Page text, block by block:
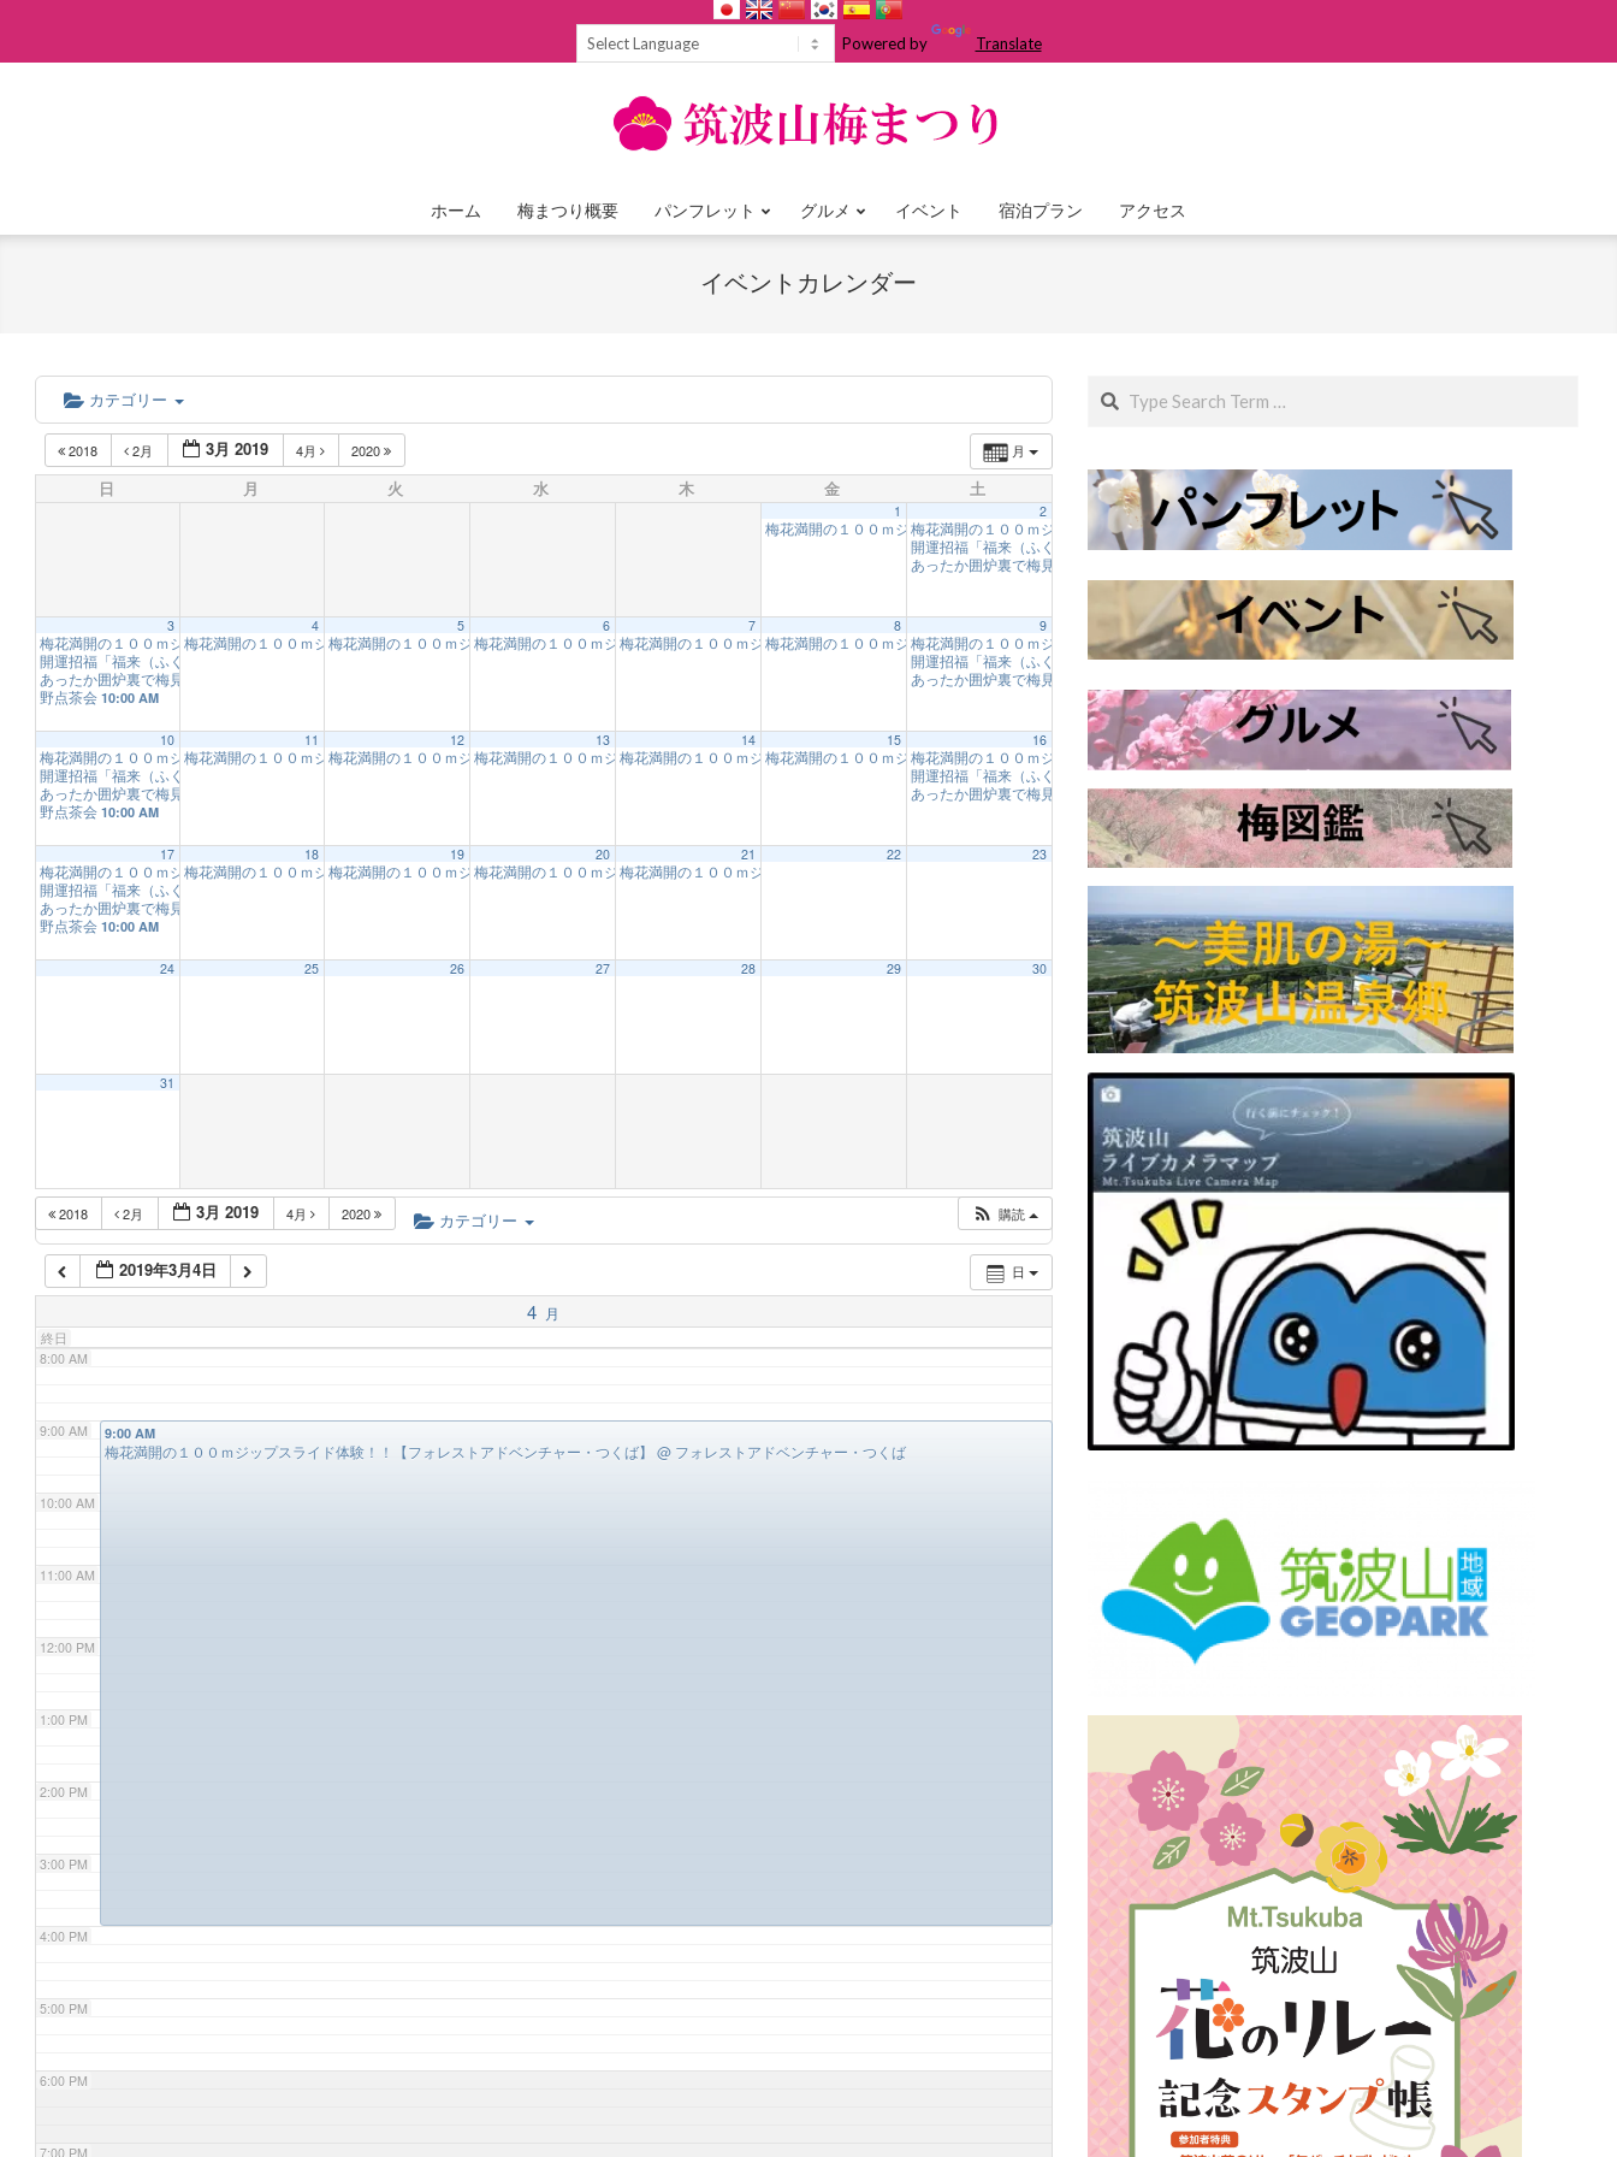
Powered by Translate
Primary
Menu
ホーム 梅まつり概要 パンフレット グルメ イベント 宿泊プラン アクセス
イベントカレンダー
カテゴリー
月
2018 2月 3月 2019 4月 2020
日 月 火 水 木 金 土
1
梅花満開の１００ｍジップスライド体験！！【フォレストアドベンチャー・つくば】 9:00 AM
2
梅花満開の１００ｍジップスライド体験！！【フォレストアドベンチャー・つくば】9:00 AM
開運招福「福来（ふくれ）梅の枝」9:00 AM
あったか囲炉裏で梅見
3
梅花満開の１００ｍジップスライド体験！！【フォレストアドベンチャー・つくば】 9:00 AM
開運招福「福来（ふくれ）梅の枝」
あったか囲炉裏で梅見
野点茶会 10:00 AM
4
梅花満開の１００ｍジップスライド体験！！【フォレストアドベンチャー・つくば】 9:00 AM
5
梅花満開の１００ｍジップスライド体験！！【フォレストアドベンチャー・つくば】 9:00 AM
6
梅花満開の１００ｍジップスライド体験！！【フォレストアドベンチャー・つくば】 9:00 AM
7
梅花満開の１００ｍジップスライド体験！！【フォレストアドベンチャー・つくば】 9:00 AM
8
梅花満開の１００ｍジップスライド体験！！【フォレストアドベンチャー・つくば】9:00 AM
9
梅花満開の１００ｍジップスライド体験！！【フォレストアドベンチャー・つくば】 9:00 AM
開運招福「福来（ふくれ）梅の枝」9:00 AM
あったか囲炉裏で梅見
10
梅花満開の１００ｍジップスライド体験！！【フォレストアドベンチャー・つくば】 9:00 AM
開運招福「福来（ふくれ）梅の枝」
あったか囲炉裏で梅見
野点茶会 10:00 AM
11
梅花満開の１００ｍジップスライド体験！！【フォレストアドベンチャー・つくば】 9:00 AM
12
梅花満開の１００ｍジップスライド体験！！【フォレストアドベンチャー・つくば】 9:00 AM
13
梅花満開の１００ｍジップスライド体験！！【フォレストアドベンチャー・つくば】 9:00 AM
14
梅花満開の１００ｍジップスライド体験！！【フォレストアドベンチャー・つくば】9:00 AM
15
梅花満開の１００ｍジップスライド体験！！【フォレストアドベンチャー・つくば】 9:00 AM
16
梅花満開の１００ｍジップスライド体験！！【フォレストアドベンチャー・つくば】 9:00 AM
開運招福「福来（ふくれ）梅の枝」9:00 AM
あったか囲炉裏で梅見 10:00 AM
17
梅花満開の１００ｍジップスライド体験！！【フォレストアドベンチャー・つくば】 9:00 AM
開運招福「福来（ふくれ）梅の枝」
あったか囲炉裏で梅見
野点茶会 10:00 AM
18
梅花満開の１００ｍジップスライド体験！！【フォレストアドベンチャー・つくば】 9:00 AM
19
梅花満開の１００ｍジップスライド体験！！【フォレストアドベンチャー・つくば】
20
梅花満開の１００ｍジップスライド体験！！【フォレストアドベンチャー・つくば】
21
梅花満開の１００ｍジップスライド体験！！【フォレストアドベンチャー・つくば】9:00 AM
22 23
24 25 26 27 28 29 30
31
2018 2月 3月 2019 4月 2020 購読
カテゴリー
日
2019年3月4日
4 月
終日
12:00 AM
2:00 AM
4:00 AM
6:00 AM
7:00 AM
8:00 AM
9:00 AM
10:00 AM
11:00 AM
12:00 PM
1:00 PM
2:00 PM
3:00 PM
4:00 PM
5:00 PM
6:00 PM
7:00 PM
9:00 AM
梅花満開の１００ｍジップスライド体験！！【フォレストアドベンチャー・つくば】 @ フォレストアドベンチャー・つくば
Search